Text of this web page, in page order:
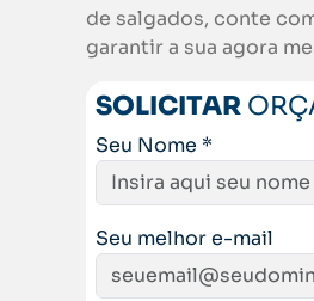
de salgados, conte
garantir a sua agora
SOLICITAR
Seu Nome *
Seu melhor e-mail